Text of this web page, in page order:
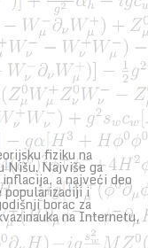
fiziku na
Nišu. Najviše ga
a najveći deo
popularizaciji i
borac za
na Internetu,